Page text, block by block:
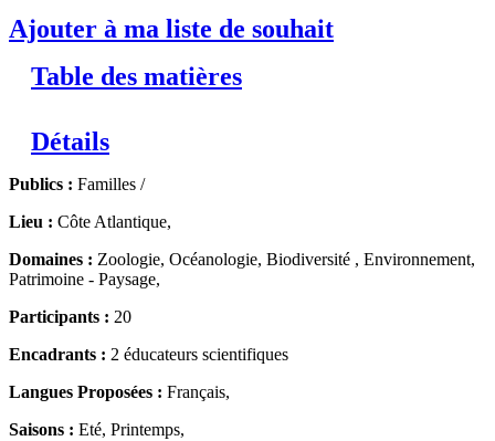
Ajouter à ma liste de souhait
Table des matières
Détails
Publics : Familles /
Lieu : Côte Atlantique,
Domaines : Zoologie, Océanologie, Biodiversité , Environnement,
Patrimoine - Paysage,
Participants : 20
Encadrants : 2 éducateurs scientifiques
Langues Proposées : Français,
Saisons : Eté, Printemps,